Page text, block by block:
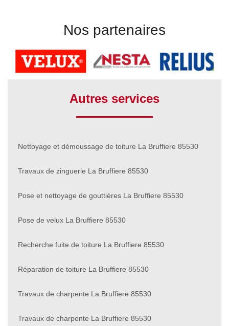
Nos partenaires
Autres services
Nettoyage et démoussage de toiture La Bruffiere 85530
Travaux de zinguerie La Bruffiere 85530
Pose et nettoyage de gouttières La Bruffiere 85530
Pose de velux La Bruffiere 85530
Recherche fuite de toiture La Bruffiere 85530
Réparation de toiture La Bruffiere 85530
Travaux de charpente La Bruffiere 85530
Travaux de charpente La Bruffiere 85530